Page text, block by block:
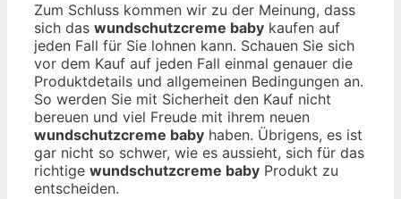
Zum Schluss kommen wir zu der Meinung, dass
sich das wundschutzcreme baby kaufen auf
jeden Fall für Sie lohnen kann. Schauen Sie sich
vor dem Kauf auf jeden Fall einmal genauer die
Produktdetails und allgemeinen Bedingungen an.
So werden Sie mit Sicherheit den Kauf nicht
bereuen und viel Freude mit ihrem neuen
wundschutzcreme baby haben. Übrigens, es ist
gar nicht so schwer, wie es aussieht, sich für das
richtige wundschutzcreme baby Produkt zu
entscheiden.